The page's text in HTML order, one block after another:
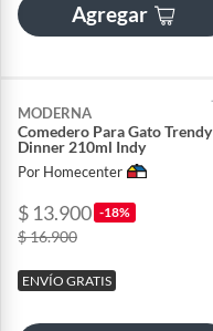
Agregar
MODERNA
Comedero Para Gato Trendy
Dinner 210ml Indy
Por Homecenter
$ 13.900 -18%
$ 16.900
ENVÍO GRATIS